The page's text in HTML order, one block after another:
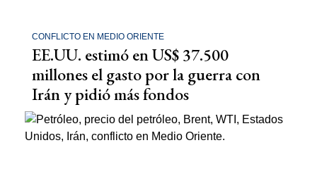
CONFLICTO EN MEDIO ORIENTE
EE.UU. estimó en US$ 37.500
millones el gasto por la guerra con
Irán y pidió más fondos